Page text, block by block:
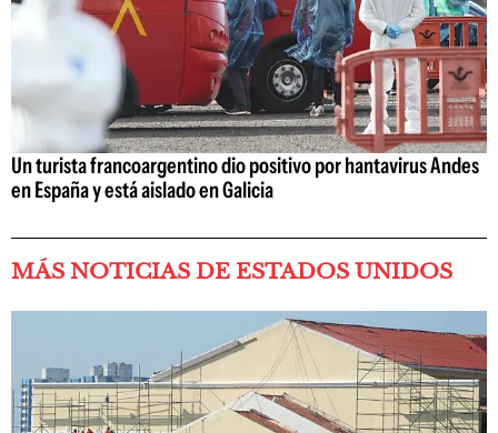
Un turista francoargentino dio positivo por hantavirus Andes
en España y está aislado en Galicia
MÁS NOTICIAS DE ESTADOS UNIDOS